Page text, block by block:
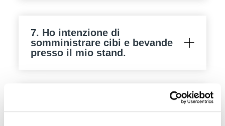
7. Ho intenzione di
somministrare cibi e bevande
presso il mio stand.
arrivo in fiera?